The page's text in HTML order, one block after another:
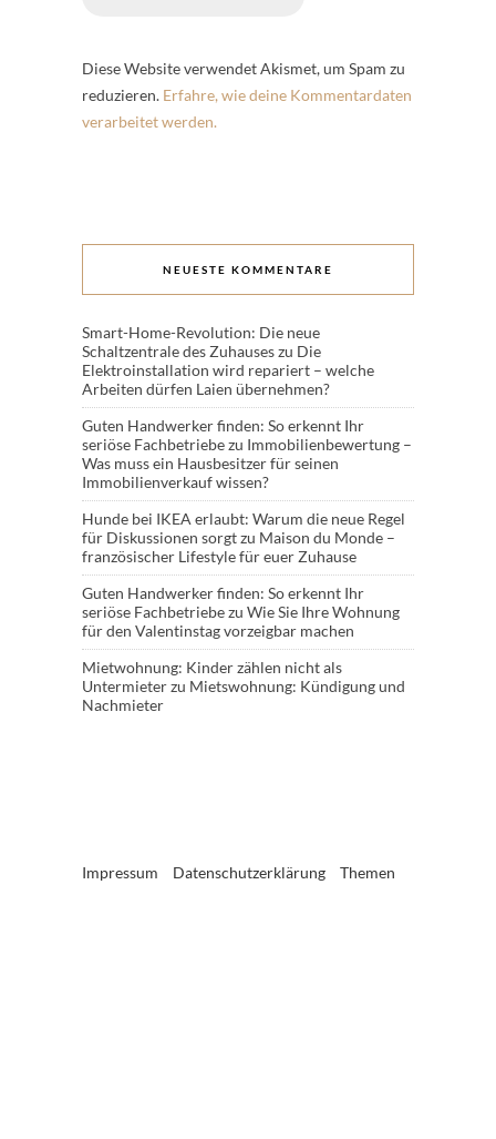
Diese Website verwendet Akismet, um Spam zu
reduzieren. Erfahre, wie deine Kommentardaten
verarbeitet werden.
NEUESTE KOMMENTARE
Smart-Home-Revolution: Die neue
Schaltzentrale des Zuhauseszu Die
Elektroinstallation wird repariert – welche
Arbeiten dürfen Laien übernehmen?
Guten Handwerker finden: So erkennt Ihr
seriöse Fachbetriebezu Immobilienbewertung –
Was muss ein Hausbesitzer für seinen
Immobilienverkauf wissen?
Hunde bei IKEA erlaubt: Warum die neue Regel
für Diskussionen sorgtzu Maison du Monde –
französischer Lifestyle für euer Zuhause
Guten Handwerker finden: So erkennt Ihr
seriöse Fachbetriebezu Wie Sie Ihre Wohnung
für den Valentinstag vorzeigbar machen
Mietwohnung: Kinder zählen nicht als
Untermieterzu Mietswohnung: Kündigung und
Nachmieter
Impressum Datenschutzerklärung Themen